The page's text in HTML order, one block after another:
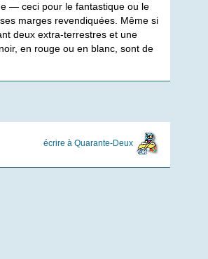
— ceci pour le fantastique ou le
marges revendiquées. Même si
deux extra-terrestres et une
en rouge ou en blanc, sont de
écrire à Quarante-Deux